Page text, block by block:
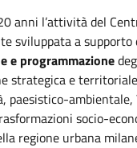
anni l’attività del
sviluppata a supporto
e programmazione
strategica e
paesistico-ambientale,
socio-
regione urbana